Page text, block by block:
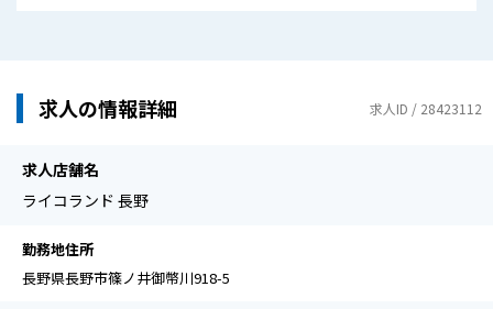
求人の情報詳細 求人ID / 28423112
求人店舗名
ライコランド 長野
勤務地住所
長野県長野市篠ノ井御幣川918-5